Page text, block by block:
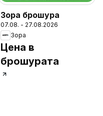
Зора брошура
07.08. - 27.08.2026
Зора
Цена в
брошурата